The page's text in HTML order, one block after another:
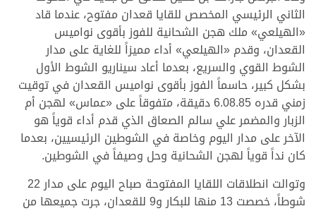
الثاني الرئيسي المخصص للقايا قعدان مفتوح، عندما قاد
«الهيلعي» ملك هجن الشحانية للفوز بأقوى نواميس
القعدان، وقدم «الهيلعي» أداء مميزاً للغاية على مدار
الشوط القوي والسريع، بعدما أعاد سيناريو الشوط الأول
بشكل كبير، حاسماً الفوز بأقوى نواميس القعدان في توقيت
زمني قدره 6.08.85 دقيقة، متفوقاً على «عماس» لهجن أم
الزبار والمضمر علي سالم الصعاق الذي قدم أداء قوياً هو
الآخر على مدار اليوم وخاصة في الشوطين الرئيسيين، بعدما
كان نداً قوياً لهجن الشحانية وحل وصيفاً في الشوطين.
وتوالت انطلاقات اللقايا المفتوحة صباح اليوم على مدار 22
شوطاً، خصصت 13 منها للبكار و9 للقعدان، جرت جميعها من